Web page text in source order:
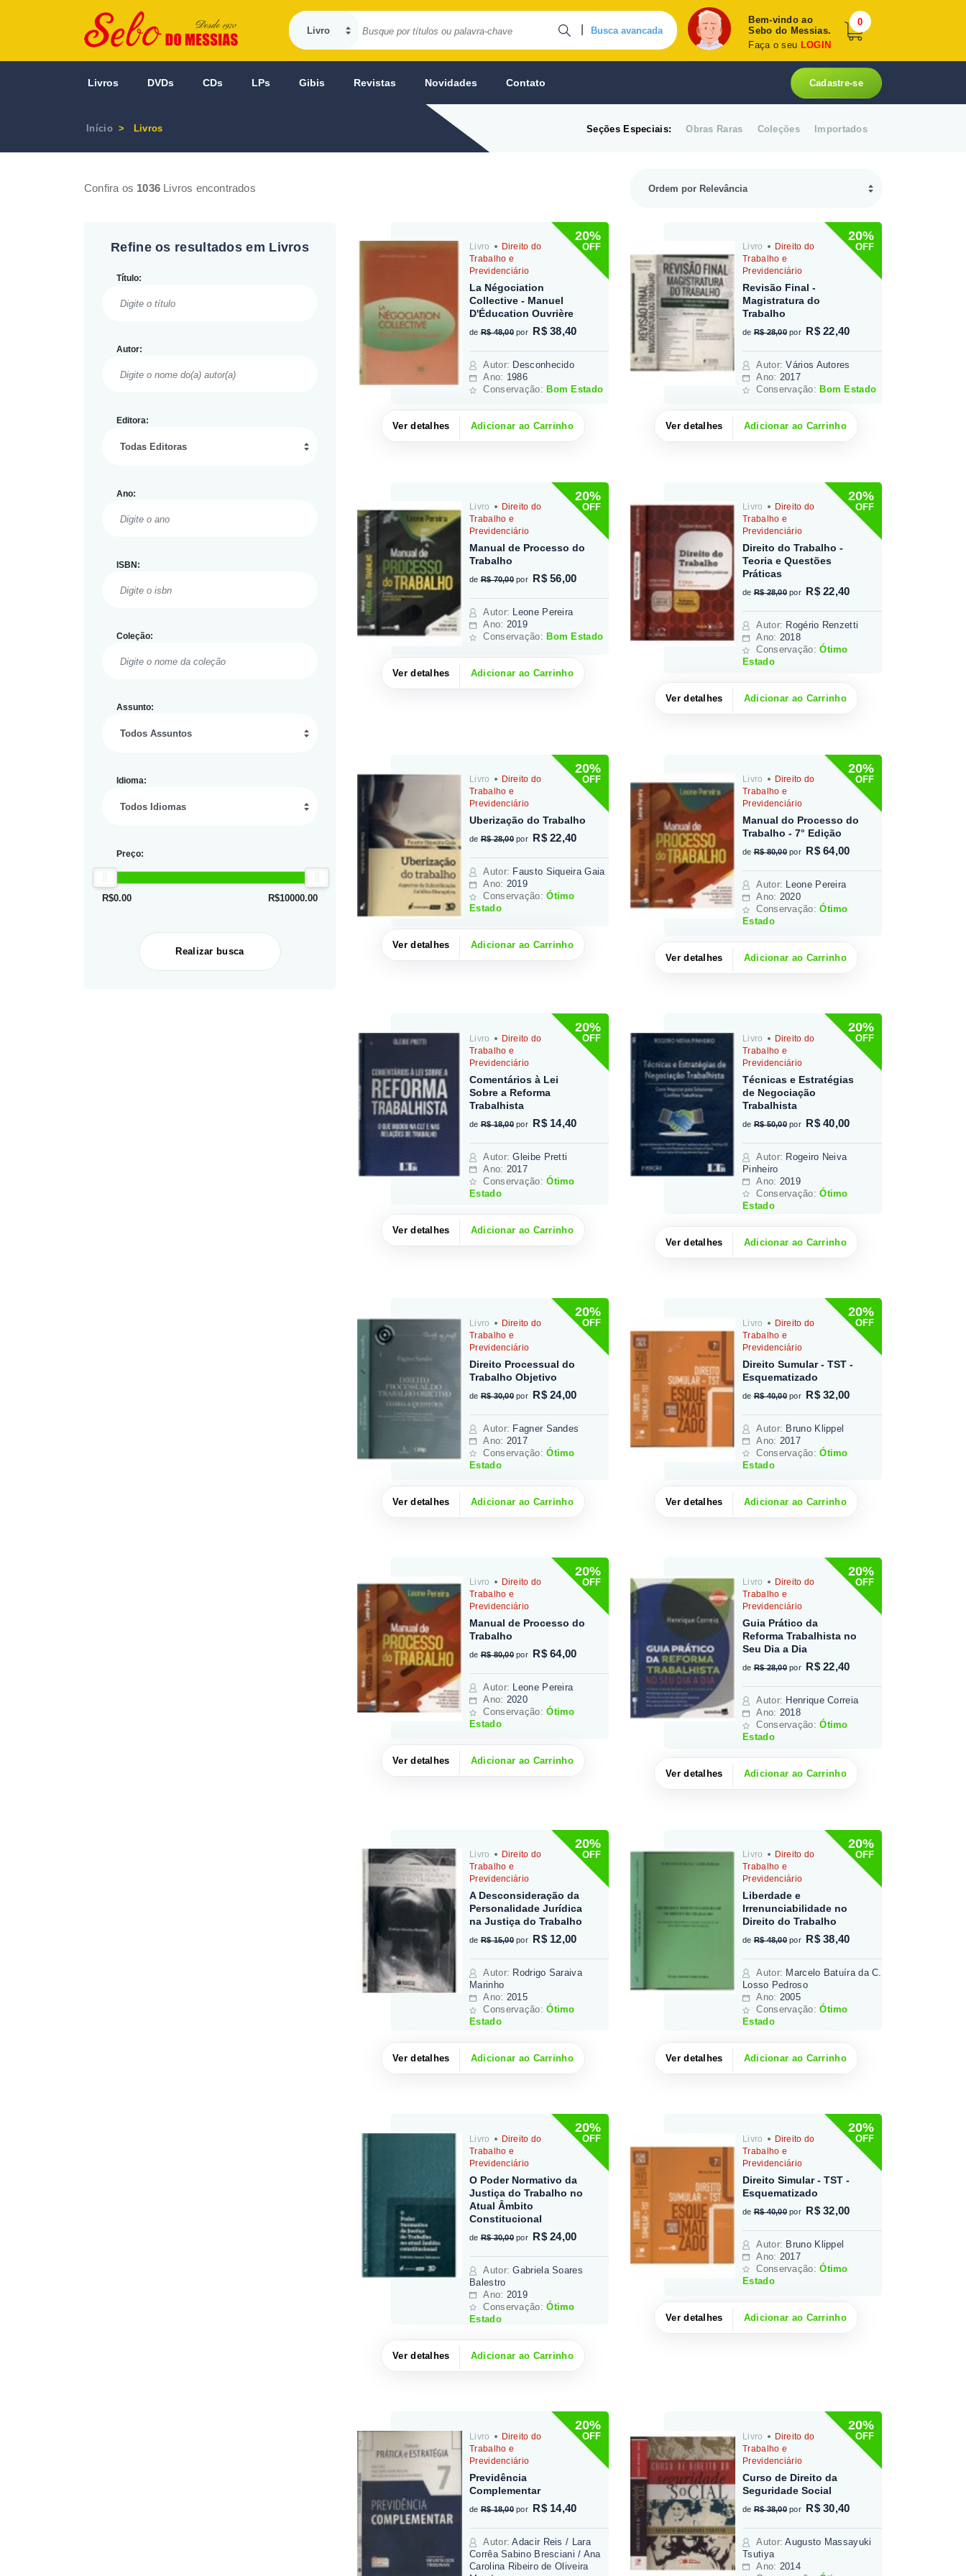
Busca avancada
Bem-vindo ao
Sebo do Messias.
Faça o seu LOGIN
0
Livros DVDs CDs LPs Gibis Revistas Novidades Contato Cadastre-se
Início Livros Seções Especiais: Obras Raras Coleções Importados
Confira os 1036 Livros encontrados
Refine os resultados em Livros
Título:
Autor:
Editora:
Ano:
ISBN:
Coleção:
Assunto:
Idioma:
Preço:
R$0.00 R$10000.00
20%
OFF
Livro
Direito do
Trabalho e
Previdenciário
La Négociation
Collective - Manuel
D'Éducation Ouvrière
de R$ 48,00 por R$ 38,40
Autor: Desconhecido
Ano: 1986
Conservação: Bom Estado
Ver detalhes Adicionar ao Carrinho
20%
OFF
Livro
Direito do
Trabalho e
Previdenciário
Revisão Final -
Magistratura do
Trabalho
de R$ 28,00 por R$ 22,40
Autor:Vários Autores
Ano: 2017
Conservação: Bom Estado
Ver detalhes Adicionar ao Carrinho
20%
OFF
Livro
Direito do
Trabalho e
Previdenciário
Manual de Processo do
Trabalho
de R$ 70,00 por R$ 56,00
Autor: Leone Pereira
Ano: 2019
Conservação: Bom Estado
Ver detalhes Adicionar ao Carrinho
20%
OFF
Livro
Direito do
Trabalho e
Previdenciário
Direito do Trabalho -
Teoria e Questões
Práticas
de R$ 28,00 por R$ 22,40
Autor: Rogério Renzetti
Ano: 2018
Conservação:Ótimo
Estado
Ver detalhes Adicionar ao Carrinho
20%
OFF
Livro
Direito do
Trabalho e
Previdenciário
Uberização do Trabalho
de R$ 28,00 por R$ 22,40
Autor: Fausto Siqueira Gaia
Ano: 2019
Conservação:Ótimo
Estado
Ver detalhes Adicionar ao Carrinho
20%
OFF
Livro
Direito do
Trabalho e
Previdenciário
Manual do Processo do
Trabalho - 7° Edição
de R$ 80,00 por R$ 64,00
Autor:
Leone Pereira
Ano: 2020
Conservação:Ótimo
Estado
Ver detalhes Adicionar ao Carrinho
20%
OFF
Livro
Direito do
Trabalho e
Previdenciário
Comentários à Lei
Sobre a Reforma
Trabalhista
de R$ 18,00 por R$ 14,40
Autor:Gleibe Pretti
Ano: 2017
Conservação:Ótimo
Estado
Ver detalhes Adicionar ao Carrinho
20%
OFF
Livro
Direito do
Trabalho e
Previdenciário
Técnicas e Estratégias
de Negociação
Trabalhista
de R$ 50,00 por R$ 40,00
Autor: Rogeiro Neiva
Pinheiro
Ano: 2019
Conservação:Ótimo
Estado
Ver detalhes Adicionar ao Carrinho
20%
OFF
Livro
Direito do
Trabalho e
Previdenciário
Direito Processual do
Trabalho Objetivo
de R$ 30,00 por R$ 24,00
Autor: Fagner Sandes
Ano: 2017
Conservação:Ótimo
Estado
Ver detalhes Adicionar ao Carrinho
20%
OFF
Livro
Direito do
Trabalho e
Previdenciário
Direito Sumular - TST -
Esquematizado
de R$ 40,00 por R$ 32,00
Autor: Bruno Klippel
Ano: 2017
Conservação:Ótimo
Estado
Ver detalhes Adicionar ao Carrinho
20%
OFF
Livro
Direito do
Trabalho e
Previdenciário
Manual de Processo do
Trabalho
de R$ 80,00 por R$ 64,00
Autor: Leone Pereira
Ano: 2020
Conservação:Ótimo
Estado
Ver detalhes Adicionar ao Carrinho
20%
OFF
Livro
Direito do
Trabalho e
Previdenciário
Guia Prático da
Reforma Trabalhista no
Seu Dia a Dia
de R$ 28,00 por R$ 22,40
Autor: Henrique Correia
Ano: 2018
Conservação:Ótimo
Estado
Ver detalhes Adicionar ao Carrinho
20%
OFF
Livro
Direito do
Trabalho e
Previdenciário
A Desconsideração da
Personalidade Jurídica
na Justiça do Trabalho
de R$ 15,00 por R$ 12,00
Autor: Rodrigo Saraiva
Marinho
Ano: 2015
Conservação:Ótimo
Estado
Ver detalhes Adicionar ao Carrinho
20%
OFF
Livro
Direito do
Trabalho e
Previdenciário
Liberdade e
Irrenunciabilidade no
Direito do Trabalho
de R$ 48,00 por R$ 38,40
Autor: Marcelo Batuíra da C.
Losso Pedroso
Ano: 2005
Conservação:Ótimo
Estado
Ver detalhes Adicionar ao Carrinho
20%
OFF
Livro
Direito do
Trabalho e
Previdenciário
O Poder Normativo da
Justiça do Trabalho no
Atual Âmbito
Constitucional
de R$ 30,00 por R$ 24,00
Autor:Gabriela Soares
Balestro
Ano: 2019
Conservação:Ótimo
Estado
Ver detalhes Adicionar ao Carrinho
20%
OFF
Livro
Direito do
Trabalho e
Previdenciário
Direito Simular - TST -
Esquematizado
de R$ 40,00 por R$ 32,00
Autor: Bruno Klippel
Ano: 2017
Conservação:Ótimo
Estado
Ver detalhes Adicionar ao Carrinho
20%
OFF
Livro
Direito do
Trabalho e
Previdenciário
Previdência
Complementar
de R$ 18,00 por R$ 14,40
Autor:Adacir Reis / Lara
Corrêa Sabino Bresciani / Ana
Carolina Ribeiro de Oliveira
20%
OFF
Livro
Direito do
Trabalho e
Previdenciário
Curso de Direito da
Seguridade Social
de R$ 38,00 por R$ 30,40
Autor:Augusto Massayuki
Tsutiya
Ano: 2014